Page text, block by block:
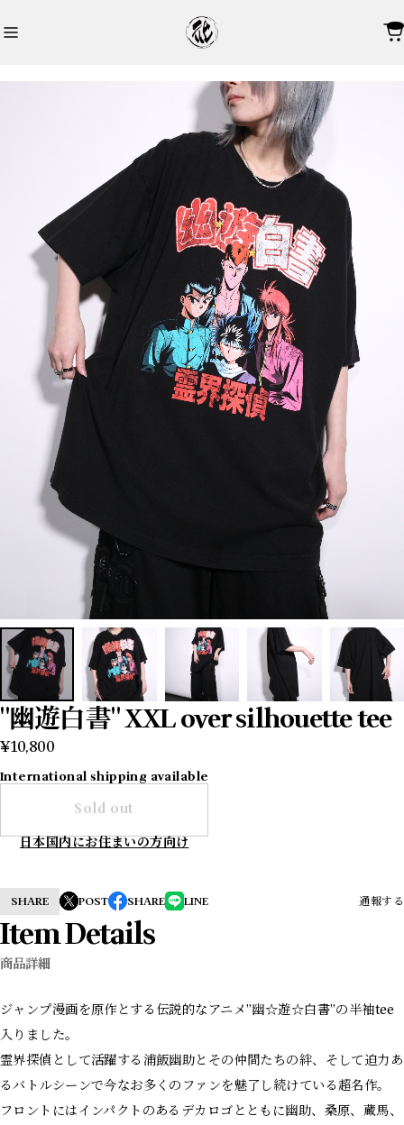
"幽遊白書" XXL over silhouette tee
¥10,800
International shipping available
Sold out
日本国内にお住まいの方向け
SHARE POST SHARE LINE 通報する
Item Details
商品詳細
ジャンプ漫画を原作とする伝説的なアニメ”幽☆遊☆白書”の半袖tee
入りました。
霊界探偵として活躍する浦飯幽助とその仲間たちの絆、そして迫力あ
るバトルシーンで今なお多くのファンを魅了し続けている超名作。
フロントにはインパクトのあるデカロゴとともに幽助、桑原、蔵馬、